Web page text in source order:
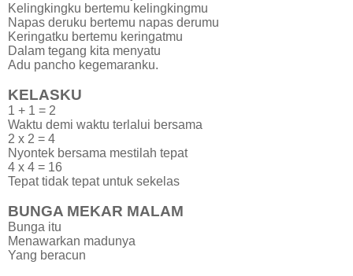
Kelingkingku bertemu kelingkingmu
Napas deruku bertemu napas derumu
Keringatku bertemu keringatmu
Dalam tegang kita menyatu
Adu pancho kegemaranku.
KELASKU
1 + 1 = 2
Waktu demi waktu terlalui bersama
2 x 2 = 4
Nyontek bersama mestilah tepat
4 x 4 = 16
Tepat tidak tepat untuk sekelas
BUNGA MEKAR MALAM
Bunga itu
Menawarkan madunya
Yang beracun